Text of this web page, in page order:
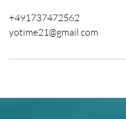
+491737472562
yotime21@gmail.com